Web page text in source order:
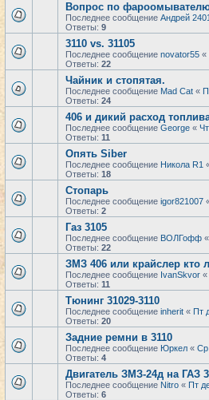
Вопрос по фароомывателю
Последнее сообщение Андрей 2401
Ответы: 9
3110 vs. 31105
Последнее сообщение novator55 «
Ответы: 22
Чайник и стопятая.
Последнее сообщение Mad Cat «
Ответы: 24
406 и дикий расход
Последнее сообщение George «
Ответы: 11
Опять Siber
Последнее сообщение Никола R1
Ответы: 18
Стопарь
Последнее сообщение igor821007
Ответы: 2
Газ 3105
Последнее сообщение ВОЛГофф «
Ответы: 22
ЗМЗ 406 или крайслер кто
Последнее сообщение IvanSkvor «
Ответы: 11
Тюнинг 31029-3110
Последнее сообщение inherit « Пт
Ответы: 20
Задние ремни в 3110
Последнее сообщение Юркел « Ср
Ответы: 4
Двигатель ЗМЗ-24д на ГАЗ
Последнее сообщение Nitro « Пт
Ответы: 6